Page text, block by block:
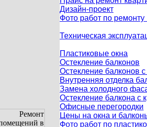
Дизайн-проект
Фото работ по ремонту
Техническая
Пластиковые окна
Остекление балконов
Остекление балконов
Внутренняя отделка
Замена холодного
Остекление балкона с
Офисные перегородки
Цены на окна и
Фото работ по